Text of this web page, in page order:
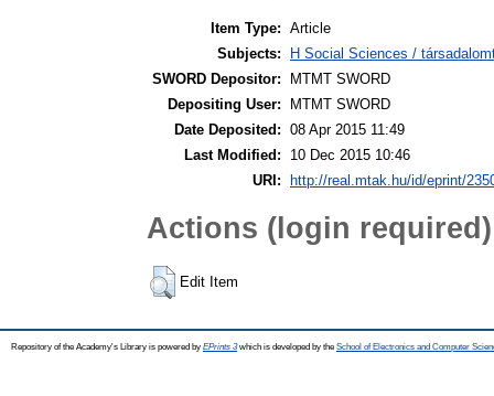
Item Type: Article
Subjects:
H Social Sciences /
SWORD Depositor:
MTMT SWORD
Depositing User:
MTMT SWORD
Date Deposited: 08 Apr 2015 11:49
Last Modified:
10 Dec 2015 10:46
URI: http://real.mtak.hu/id/eprint/
Actions (login required)
Edit Item
Repository of the Academy's Library is powered by EPrints 3which is developed by the School of Electronics and Computer